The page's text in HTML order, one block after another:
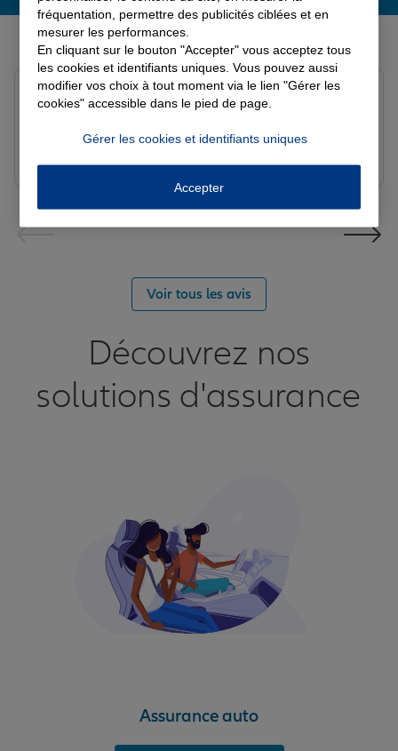
Derniers avis de nos agences Allianz
Note de 5 sur 5
Très bonne agence. Notre conseillère Laura est
réactive et professionnelle.
Fanny B.
Voir tous les avis
Découvrez nos
solutions d'assurance
Assurance auto
fréquentation, permettre des publicités ciblées et en
mesurer les performances.
En cliquant sur le bouton "Accepter" vous acceptez tous
les cookies et identifiants uniques. Vous pouvez aussi
modifier vos choix à tout moment via le lien "Gérer les
cookies" accessible dans le pied de page.
Gérer les cookies et identifiants uniques
Accepter